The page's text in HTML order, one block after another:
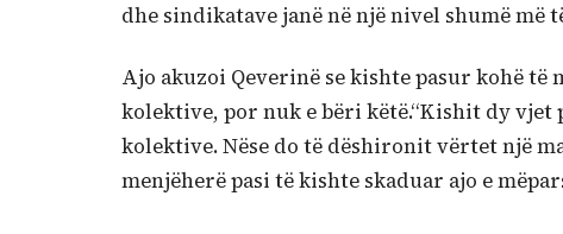
dhe sindikatave janë në një nivel shumë më
Ajo akuzoi Qeverinë se kishte pasur kohë
kolektive, por nuk e bëri këtë.“Kishit dy
kolektive. Nëse do të dëshironit vërtet një
menjëherë pasi të kishte skaduar ajo e